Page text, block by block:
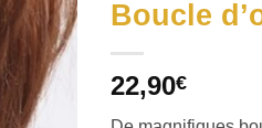
Boucle
22,90€